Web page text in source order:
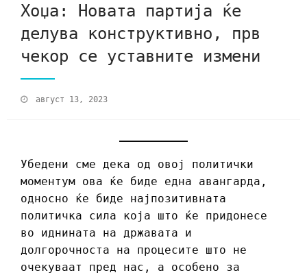
Хоџа: Новата партија ќе
делува конструктивно, прв
чекор се уставните измени
август 13, 2023
Убедени сме дека од овој политички
моментум ова ќе биде една авангарда,
односно ќе биде најпозитивната
политичка сила која што ќе придонесе
во иднината на државата и
долгорочноста на процесите што не
очекуваат пред нас, а особено за